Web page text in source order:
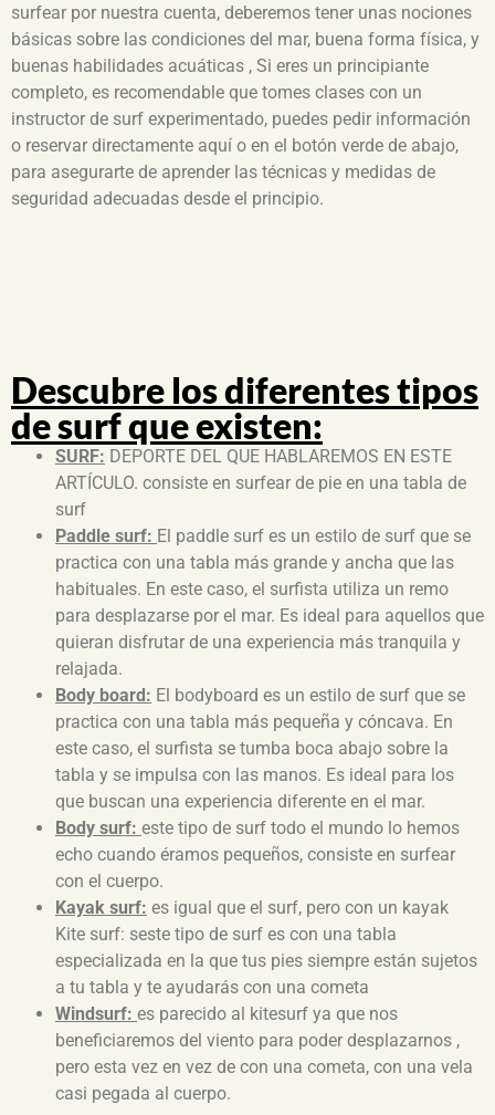
surfear por nuestra cuenta, deberemos tener unas nociones
básicas sobre las condiciones del mar, buena forma física, y
buenas habilidades acuáticas , Si eres un principiante
completo, es recomendable que tomes clases con un
instructor de surf experimentado, puedes pedir información
o reservar directamente aquí o en el botón verde de abajo,
para asegurarte de aprender las técnicas y medidas de
seguridad adecuadas desde el principio.
Descubre los diferentes tipos
de surf que existen:
SURF: DEPORTE DEL QUE HABLAREMOS EN ESTE
ARTÍCULO. consiste en surfear de pie en una tabla de
surf
Paddle surf: El paddle surf es un estilo de surf que se
practica con una tabla más grande y ancha que las
habituales. En este caso, el surfista utiliza un remo
para desplazarse por el mar. Es ideal para aquellos que
quieran disfrutar de una experiencia más tranquila y
relajada.
Body board: El bodyboard es un estilo de surf que se
practica con una tabla más pequeña y cóncava. En
este caso, el surfista se tumba boca abajo sobre la
tabla y se impulsa con las manos. Es ideal para los
que buscan una experiencia diferente en el mar.
Body surf: este tipo de surf todo el mundo lo hemos
echo cuando éramos pequeños, consiste en surfear
con el cuerpo.
Kayak surf: es igual que el surf, pero con un kayak
Kite surf: seste tipo de surf es con una tabla
especializada en la que tus pies siempre están sujetos
a tu tabla y te ayudarás con una cometa
Windsurf: es parecido al kitesurf ya que nos
beneficiaremos del viento para poder desplazarnos ,
pero esta vez en vez de con una cometa, con una vela
casi pegada al cuerpo.